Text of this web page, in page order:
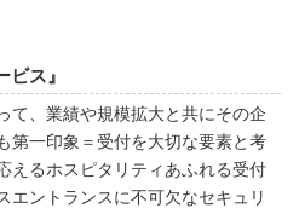
ス』
て、業績や規模拡大と共にその企
第一印象＝受付を大切な要素と考
えるホスピタリティあふれる受付
エントランスに不可欠なセキュリ